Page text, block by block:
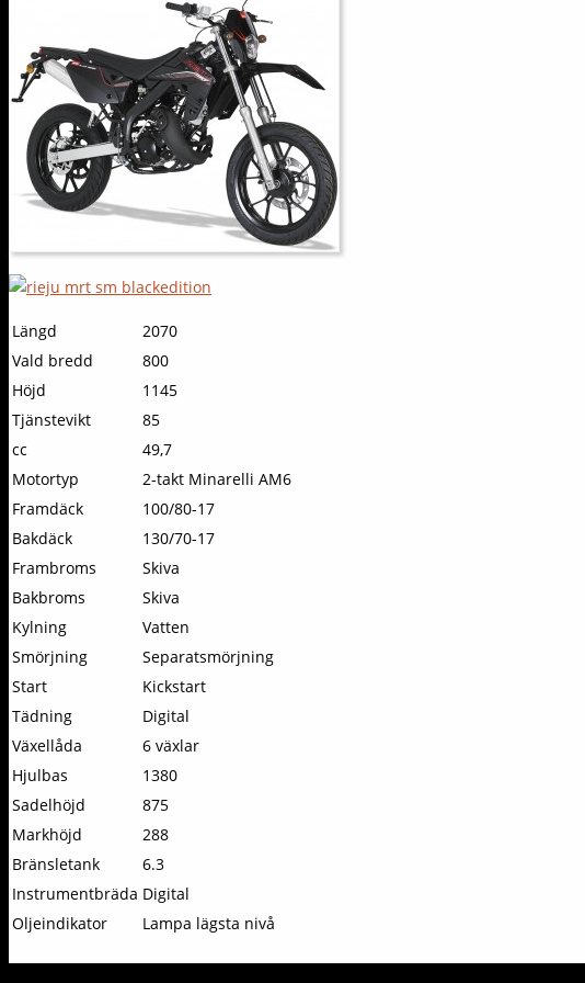
Längd
2070
Vald bredd
800
Höjd
1145
Tjänstevikt
85
cc
49,7
Motortyp
2-takt Minarelli AM6
Framdäck
100/80-17
Bakdäck
130/70-17
Frambroms
Skiva
Bakbroms
Skiva
Kylning
Vatten
Smörjning
Separatsmörjning
Start
Kickstart
Tädning
Digital
Växellåda
6 växlar
Hjulbas
1380
Sadelhöjd
875
Markhöjd
288
Bränsletank
6.3
Instrumentbräda Digital
Oljeindikator
Lampa lägsta nivå